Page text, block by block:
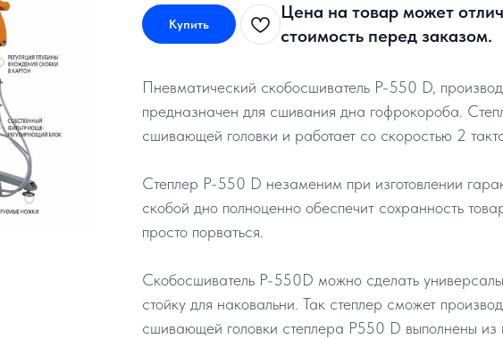
Купить
Цена на товар может
стоимость перед заказом.
Пневматический скобосшиватель P-550 D,
предназначен для сшивания дна гофрокороба.
сшивающей головки и работает со скоростью 2
Степлер Р-550 D незаменим при изготовлении
скобой дно полноценно обеспечит сохранность
просто порваться.
Скобосшиватель P-550D можно сделать
стойку для наковальни. Так степлер сможет
сшивающей головки степлера Р550 D выполнены из